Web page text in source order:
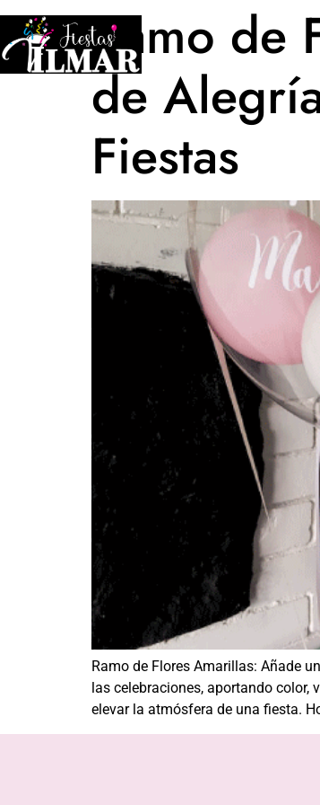
Ramo de
de
Fiestas
Ramo de Flores Amarillas: Añade
las celebraciones, aportando
elevar la atmósfera de una fiesta.